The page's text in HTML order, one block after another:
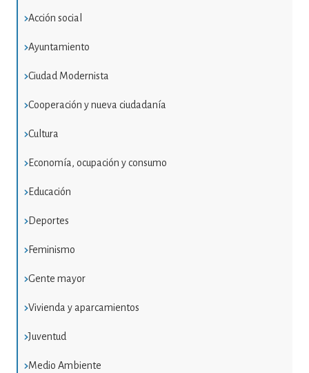
Acción social
Ayuntamiento
Ciudad Modernista
Cooperación y nueva ciudadanía
Cultura
Economía, ocupación y consumo
Educación
Deportes
Feminismo
Gente mayor
Vivienda y aparcamientos
Juventud
Medio Ambiente